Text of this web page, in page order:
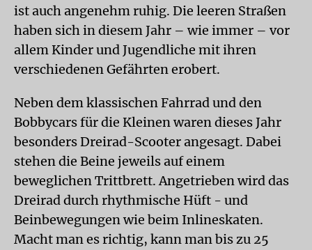
ist auch angenehm ruhig. Die leeren Straßen
haben sich in diesem Jahr – wie immer – vor
allem Kinder und Jugendliche mit ihren
verschiedenen Gefährten erobert.
Neben dem klassischen Fahrrad und den
Bobbycars für die Kleinen waren dieses Jahr
besonders Dreirad-Scooter angesagt. Dabei
stehen die Beine jeweils auf einem
beweglichen Trittbrett. Angetrieben wird das
Dreirad durch rhythmische Hüft - und
Beinbewegungen wie beim Inlineskaten.
Macht man es richtig, kann man bis zu 25